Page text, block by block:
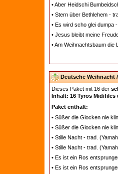
• Aber Heidschi
• Stern über Bethlehem -
• Es wird scho glei dumpa
• Jesus bleibt meine
• Am Weihnachtsbaum
Deutsche Weihnacht
Dieses Paket mit 16 der
Inhalt: 16 Tyros Midifiles
Paket enthält:
• Süßer die Glocken nie
• Süßer die Glocken nie
• Stille Nacht - trad.
• Stille Nacht - trad.
• Es ist ein Ros
• Es ist ein Ros